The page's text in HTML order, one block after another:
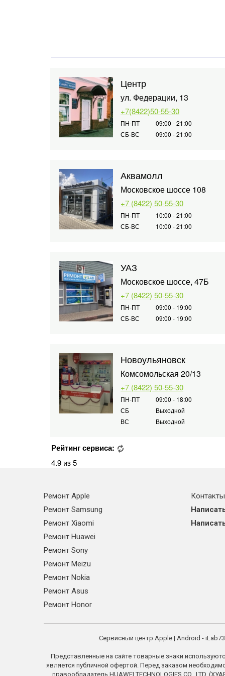
Центр
ул. Федерации, 13
+7(8422)50-55-30
ПН-ПТ
09:00 - 21:00
СБ-ВС
09:00 - 21:00
Аквамолл
Московское шоссе 108
+7 (8422) 50-55-30
ПН-ПТ
10:00 - 21:00
СБ-ВС
10:00 - 21:00
УАЗ
Московское шоссе, 47Б
+7 (8422) 50-55-30
ПН-ПТ
09:00 - 19:00
СБ-ВС
09:00 - 19:00
Новоульяновск
Комсомольская 20/13
+7 (8422) 50-55-30
ПН-ПТ
09:00 - 18:00
СБ
Выходной
ВС
Выходной
Рейтинг сервиса:
4.9 из 5
Ремонт Apple
Ремонт Samsung
Ремонт Xiaomi
Ремонт Huawei
Ремонт Sony
Ремонт Meizu
Ремонт Nokia
Ремонт Asus
Ремонт Honor
Контакты
Сервисный центр Apple | Android -
Представленные на сайте товарные знаки
является публичной офертой. Перед заказом
правообладатель HUAWEI TECHNOLOGIES CO., LTD.